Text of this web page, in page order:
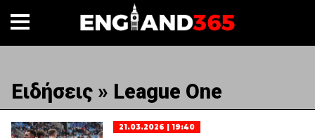
Ειδήσεις » League One
21.03.2026 | 19:40